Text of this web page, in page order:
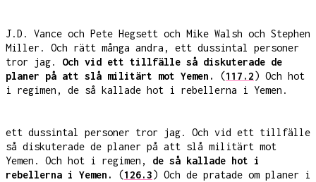
J.D. Vance och Pete Hegsett och Mike Walsh och Stephen
Miller. Och rätt många andra, ett dussintal personer
tror jag. Och vid ett tillfälle så diskuterade de
planer på att slå militärt mot Yemen.
(117.2) Och hot
i regimen, de så kallade hot i rebellerna i Yemen.
ett dussintal personer tror jag. Och vid ett tillfälle
så diskuterade de planer på att slå militärt mot
Yemen. Och hot i regimen, de så kallade hot i
rebellerna i Yemen.
(126.3) Och de pratade om planer i